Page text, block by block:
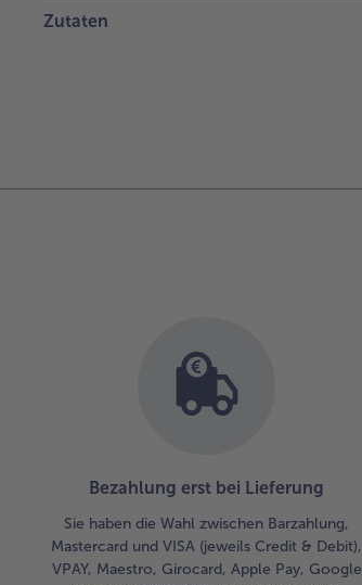
Zutaten
Bezahlung erst bei Lieferung
Sie haben die Wahl zwischen Barzahlung,
Mastercard und VISA (jeweils Credit & Debit),
VPAY, Maestro, Girocard, Apple Pay, Google